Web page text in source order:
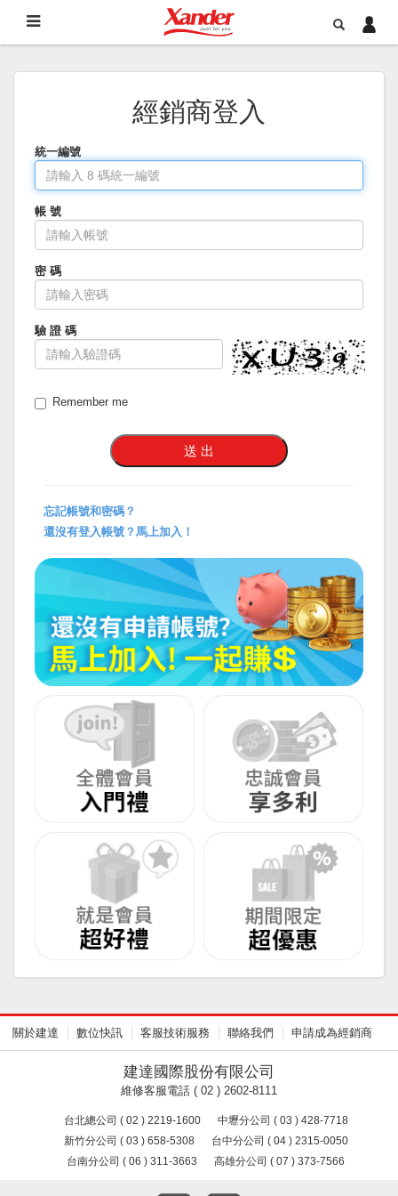
經銷商登入
統一編號
帳 號
密 碼
驗 證 碼
Remember me
忘記帳號和密碼？
還沒有登入帳號？馬上加入！
關於建達 數位快訊 客服技術服務 聯絡我們 申請成為經銷商
建達國際股份有限公司
維修客服電話 ( 02 ) 2602-8111
台北總公司 ( 02 ) 2219-1600
中壢分公司 ( 03 ) 428-7718
新竹分公司 ( 03 ) 658-5308
台中分公司 ( 04 ) 2315-0050
台南分公司 ( 06 ) 311-3663
高雄分公司 ( 07 ) 373-7566